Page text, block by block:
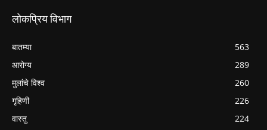
लोकप्रिय विभाग
बातम्या
563
आरोग्य
289
मुलांचे विश्व
260
गृहिणी
226
वास्तु
224